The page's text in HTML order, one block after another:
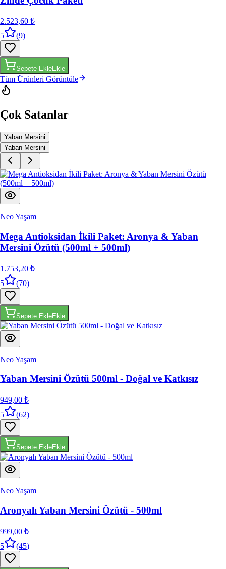
2.523,60 ₺
5
(9)
Sepete Ekle
Tüm Ürünleri Görüntüle
Yaban Mersini
Yaban Mersini
Neo Yaşam
Mega Antioksidan İkili Paket: Aronya & Yaban
Mersini Özütü (500ml + 500ml)
1.753,20 ₺
5
(70)
Sepete Ekle
Neo Yaşam
Yaban Mersini Özütü 500ml - Doğal ve Katkısız
949,00 ₺
5
(62)
Sepete Ekle
Neo Yaşam
Aronyalı Yaban Mersini Özütü - 500ml
999,00 ₺
5
(45)
Sepete Ekle